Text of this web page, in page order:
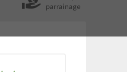
parrainage